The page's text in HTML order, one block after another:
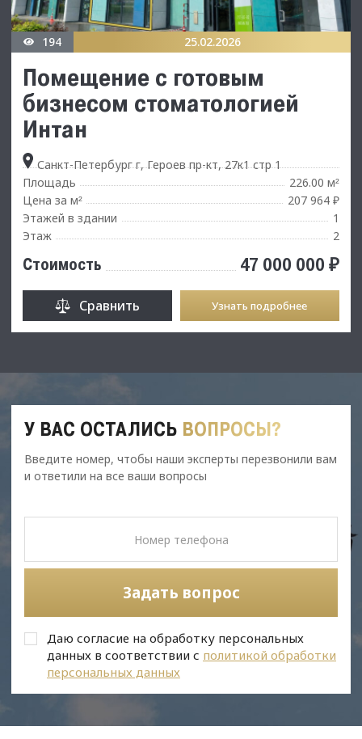
194 25.02.2026
Помещение с готовым
бизнесом стоматологией
Интан
Санкт-Петербург г, Героев пр-кт, 27к1 стр 1
Площадь
226.00 м²
Цена за м²
207 964 ₽
Этажей в здании
1
Этаж
2
Стоимость 47 000 000 ₽
Сравнить Узнать подробнее
У ВАС ОСТАЛИСЬ ВОПРОСЫ?
Введите номер, чтобы наши эксперты перезвонили вам
и ответили на все ваши вопросы
Задать вопрос
Даю согласие на обработку персональных
данных в соответствии с политикой обработки
персональных данных